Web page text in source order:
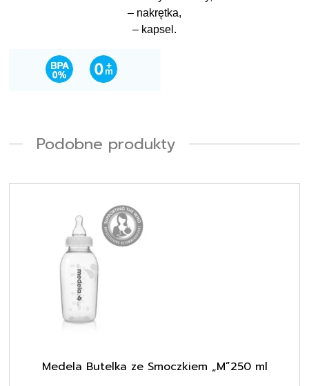
– nakrętka,
– kapsel.
Podobne produkty
Medela Butelka ze Smoczkiem „M”250 ml